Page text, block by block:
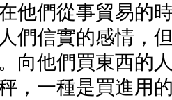
他們從事貿易的
們信實的感情，
向他們買東西的
，一種是買進用